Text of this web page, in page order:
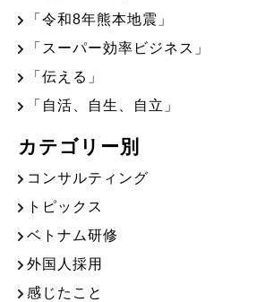
「令和8年熊本地震」
「スーパー効率ビジネス」
「伝える」
「自活、自生、自立」
カテゴリー別
コンサルティング
トピックス
ベトナム研修
外国人採用
感じたこと